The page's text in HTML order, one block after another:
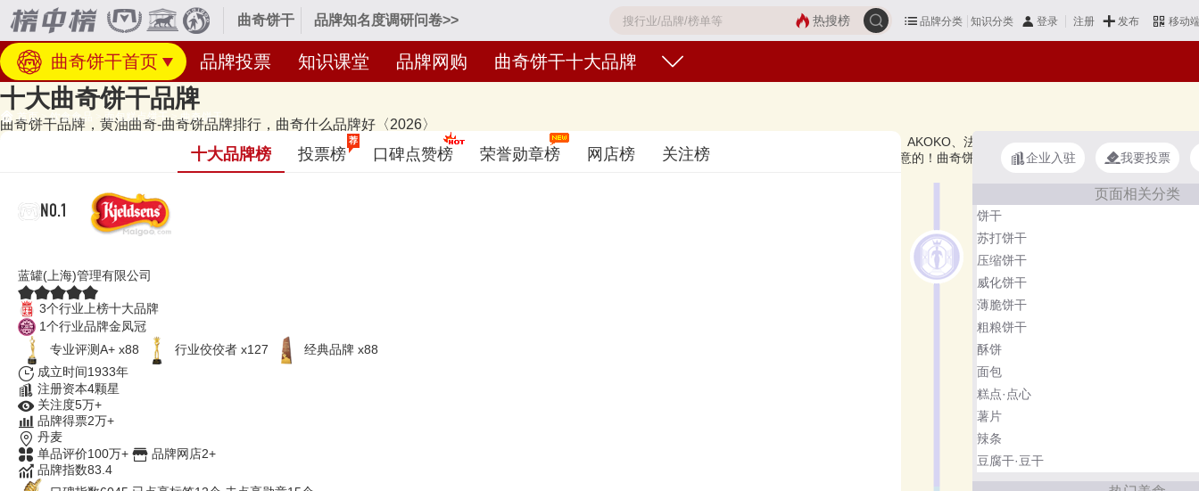
曲奇饼干 品牌知名度调研问卷>> 品牌分类 知识分类 登录 注册 发布 移动
热搜榜
曲奇饼干首页 品牌投票 知识课堂 品牌网购 曲奇饼干十大品牌
十大曲奇饼干品牌
曲奇饼干品牌，黄油曲奇-曲奇饼品牌排行，曲奇什么品牌好〈2026〉
发布啦！居前十的有：Kjeldsens蓝罐、Danisa皇冠丹麦曲奇、趣多多、奇华饼家、聪明小熊JennyBakery、好吃点、AKOKO、法丽兹Franzzi、真巧、莎布蕾Sabie等，
牌榜单和著名曲奇饼干品牌名单的是口碑好或知名度高、有实力的品牌，排名不分先后，仅供借鉴参考，想知道什么牌子的曲奇饼干好？您可以多比较，选择自己满意的！曲奇饼干品牌主要属于商标分类的第30类（
新时间：2026年07月23日（每月更新）
首页 > 饮食食品 > 面包糕点饼干 曲奇饼干
十大品牌榜 投票榜
荐
口碑点赞榜 荣誉勋章榜 网店榜 关注榜
NO.1
蓝罐(上海)管理有限公司
3个行业上榜十大品牌
1个行业品牌金凤冠
专业评测A+ x88
行业佼佼者 x127
经典品牌 x88
成立时间1933年
注册资本4颗星
关注度5万+
品牌得票2万+
丹麦
单品评价100万+
品牌网店2+
品牌指数83.4
企业入驻 我要投票
页面相关分类
饼干
苏打饼干
压缩饼干
威化饼干
薄脆饼干
粗粮饼干
酥饼
面包
糕点·点心
薯片
辣条
豆腐干·豆干